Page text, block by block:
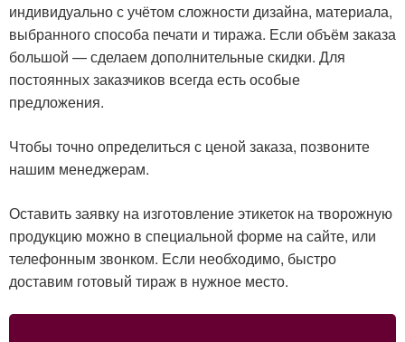
индивидуально с учётом сложности дизайна, материала,
выбранного способа печати и тиража. Если объём заказа
большой — сделаем дополнительные скидки. Для
постоянных заказчиков всегда есть особые
предложения.
Чтобы точно определиться с ценой заказа, позвоните
нашим менеджерам.
Оставить заявку на изготовление этикеток на творожную
продукцию можно в специальной форме на сайте, или
телефонным звонком. Если необходимо, быстро
доставим готовый тираж в нужное место.